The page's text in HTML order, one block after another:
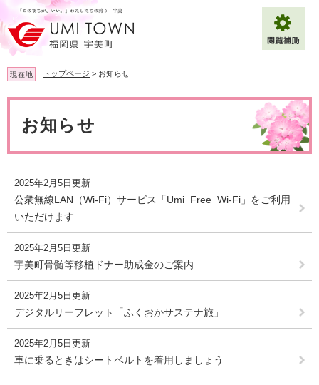
ー
ジ
の
先
頭
で
ニ
ュ
ー
を
飛
ば
文
現在地 トップページ > お知らせ
お知らせ
2025年2月5日更新
公衆無線LAN（Wi-Fi）サービス「Umi_Free_Wi-Fi」をご利用
いただけます
2025年2月5日更新
宇美町骨髄等移植ドナー助成金のご案内
2025年2月5日更新
デジタルリーフレット「ふくおかサステナ旅」
2025年2月5日更新
車に乗るときはシートベルトを着用しましょう